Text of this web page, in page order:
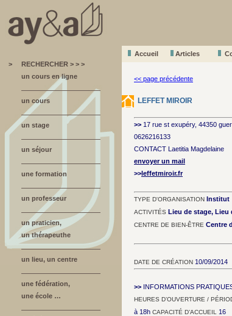
Accueil Articles
>
RECHERCHER > > >
un cours en ligne
un cours
un stage
un séjour
une formation
un professeur
un praticien,
un thérapeuthe
un lieu, un centre
une fédération,
une école …
<< page précédente
LEFFET MIROIR
>> 17 rue st exupéry, 44350
0626216133
CONTACT Laetitia Magdelaine
envoyer un mail
>>leffetmiroir.fr
TYPE D'ORGANISATION Institut
ACTIVITÉS Lieu de stage, Lieu
CENTRE DE BIEN-ÊTRE Centre
DATE DE CRÉATION 10/09/2014
>> INFORMATIONS
HEURES D’OUVERTURE /
à 18h CAPACITÉ D’ACCUEIL 16